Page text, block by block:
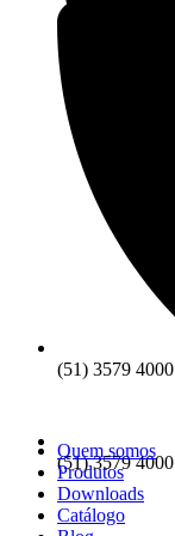
(51) 3579 4000
(51) 3579 4000
Quem somos
Produtos
Downloads
Catálogo